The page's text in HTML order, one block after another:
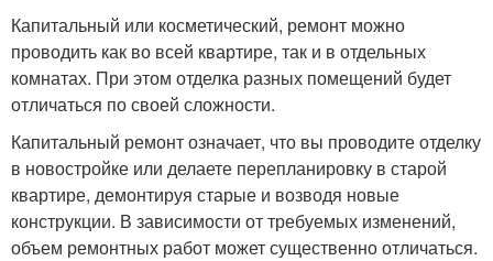
Капитальный или косметический, ремонт можно
проводить как во всей квартире, так и в отдельных
комнатах. При этом отделка разных помещений будет
отличаться по своей сложности.
Капитальный ремонт означает, что вы проводите отделку
в новостройке или делаете перепланировку в старой
квартире, демонтируя старые и возводя новые
конструкции. В зависимости от требуемых изменений,
объем ремонтных работ может существенно отличаться.